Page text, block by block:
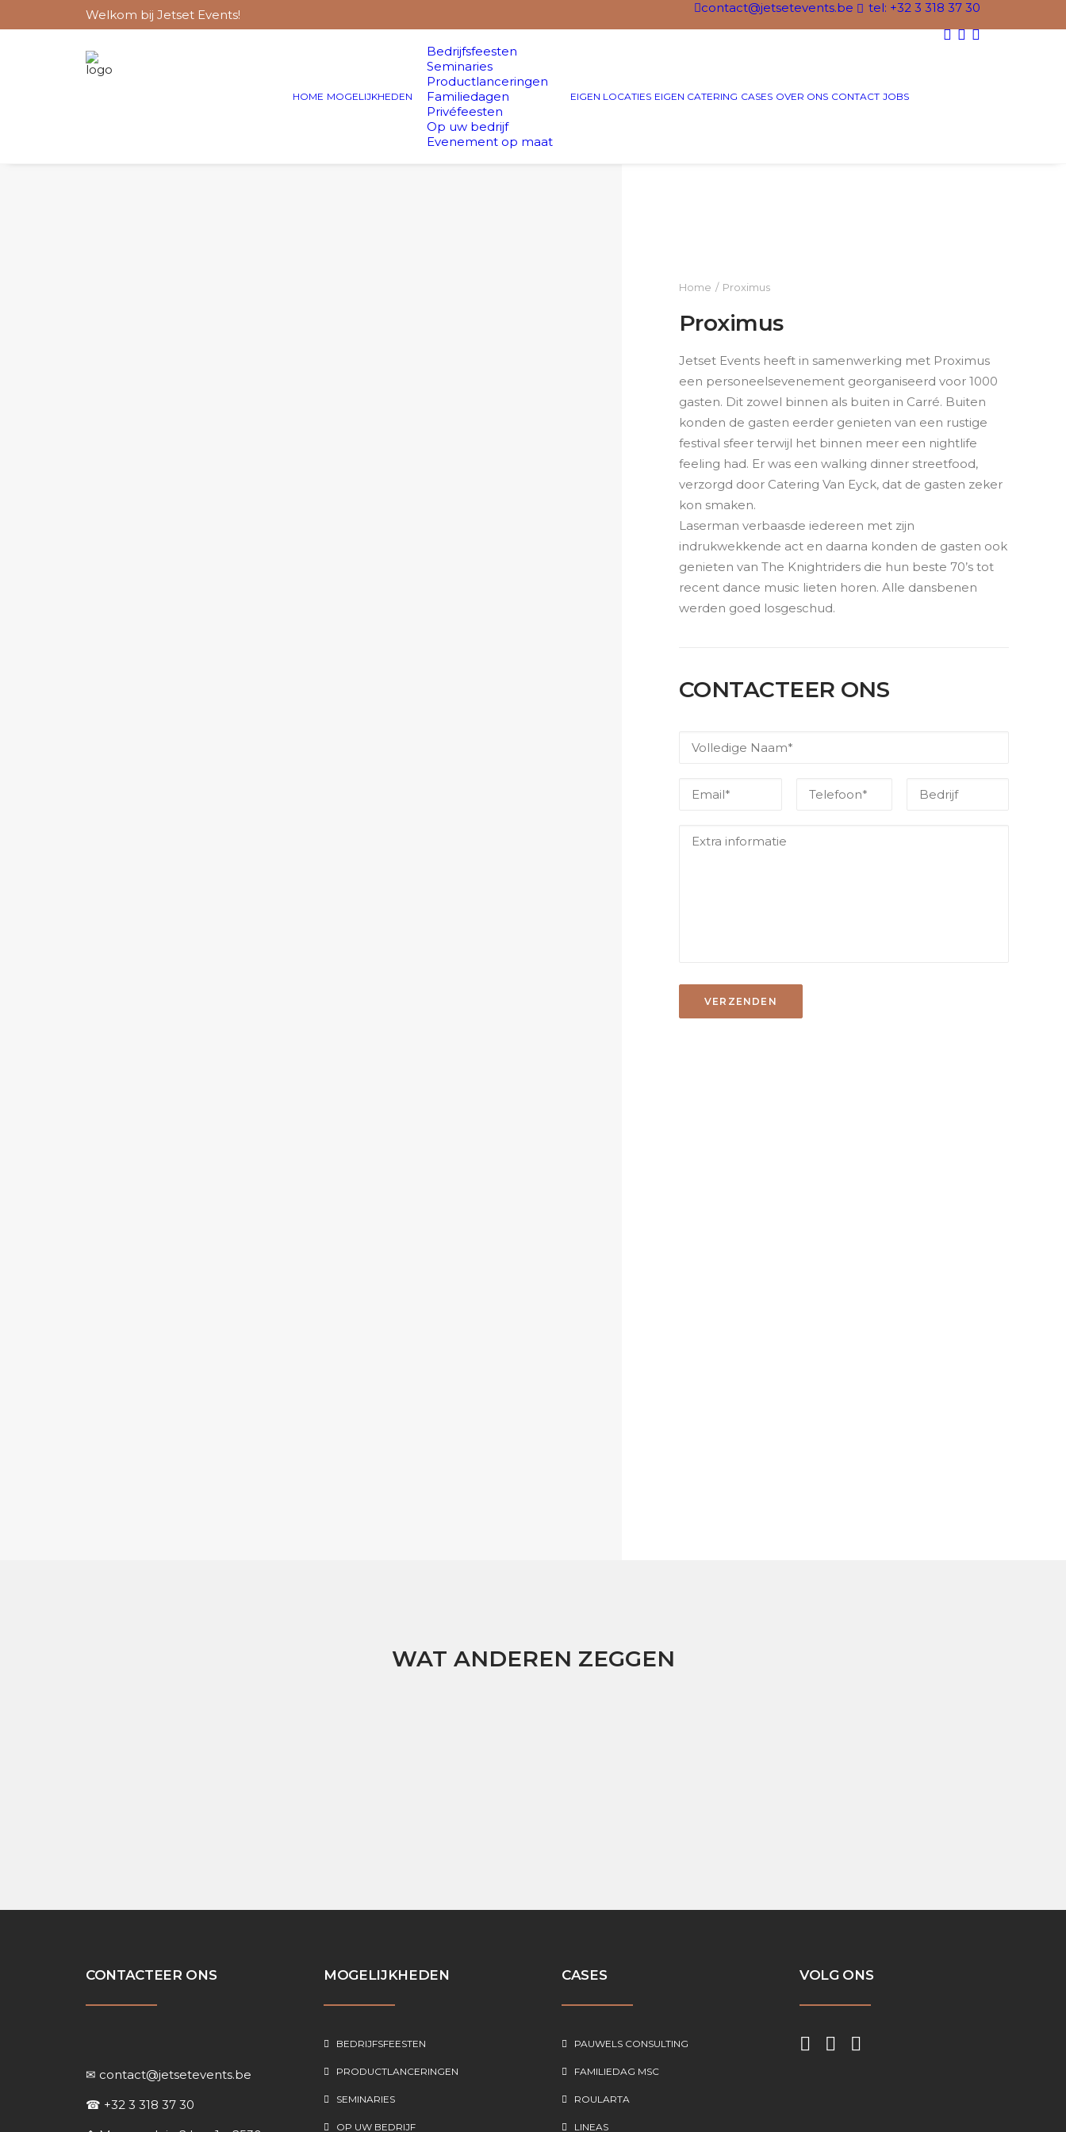
Welkom bij Jetset Events! contact@jetsetevents.be tel: +32 3 318 37 30
HOME MOGELIJKHEDEN
Bedrijfsfeesten
Seminaries
Productlanceringen
Familiedagen
Privéfeesten
Op uw bedrijf
Evenement op maat
EIGEN LOCATIES EIGEN CATERING CASES OVER ONS CONTACT JOBS
Home Proximus
Proximus
Jetset Events heeft in samenwerking met Proximus
een personeelsevenement georganiseerd voor 1000
gasten. Dit zowel binnen als buiten in Carré. Buiten
konden de gasten eerder genieten van een rustige
festival sfeer terwijl het binnen meer een nightlife
feeling had. Er was een walking dinner streetfood,
verzorgd door Catering Van Eyck, dat de gasten zeker
kon smaken.
Laserman verbaasde iedereen met zijn
indrukwekkende act en daarna konden de gasten ook
genieten van The Knightriders die hun beste 70’s tot
recent dance music lieten horen. Alle dansbenen
werden goed losgeschud.
CONTACTEER ONS
WAT ANDEREN ZEGGEN
CONTACTEER ONS
✉ contact@jetsetevents.be
☎ +32 3 318 37 30
MOGELIJKHEDEN
BEDRIJFSFEESTEN
PRODUCTLANCERINGEN
SEMINARIES
OP UW BEDRIJF
CASES
PAUWELS CONSULTING
FAMILIEDAG MSC
ROULARTA
LINEAS
VOLG ONS